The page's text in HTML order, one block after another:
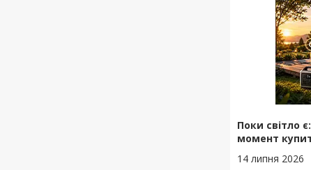
Поки світло
момент
14 липня 2026